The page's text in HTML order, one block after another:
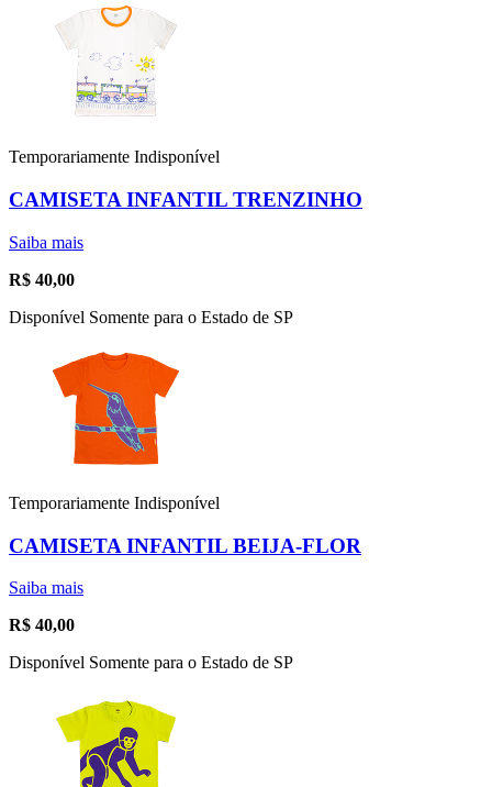
Temporariamente Indisponível
CAMISETA INFANTIL TRENZINHO
Saiba mais
R$ 40,00
Disponível Somente para o Estado de SP
Temporariamente Indisponível
CAMISETA INFANTIL BEIJA-FLOR
Saiba mais
R$ 40,00
Disponível Somente para o Estado de SP